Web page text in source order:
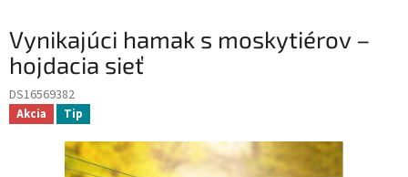
Vynikajúci hamak s moskytiérov –
hojdacia sieť
DS16569382
Akcia Tip